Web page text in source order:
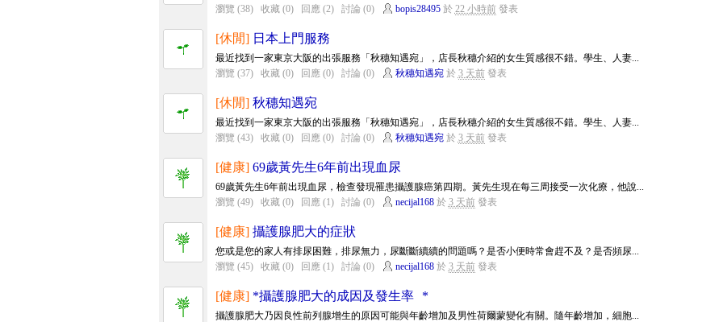
瀏覽 (38)
收藏 (0) 回應 (2) 討論 (0) bopis28495於 22 小時前發表
[休閒] 日本上門服務
最近找到一家東京大阪的出張服務「秋穗知遇宛」，店長秋穗介紹的女生質感很不錯。學生、人妻...
瀏覽 (37)
收藏 (0) 回應 (0) 討論 (0) 秋穗知遇宛於 3 天前發表
[休閒] 秋穗知遇宛
最近找到一家東京大阪的出張服務「秋穗知遇宛」，店長秋穗介紹的女生質感很不錯。學生、人妻...
瀏覽 (43)
收藏 (0) 回應 (0) 討論 (0) 秋穗知遇宛於 3 天前發表
[健康] 69歲黃先生6年前出現血尿
69歲黃先生6年前出現血尿，檢查發現罹患攝護腺癌第四期。黃先生現在每三周接受一次化療，他說...
瀏覽 (49)
收藏 (0) 回應 (1) 討論 (0) necijal168於 3 天前發表
[健康] 攝護腺肥大的症狀
您或是您的家人有排尿困難，排尿無力，尿斷斷續續的問題嗎？是否小便時常會趕不及？是否頻尿...
瀏覽 (45)
收藏 (0) 回應 (1) 討論 (0) necijal168於 3 天前發表
[健康] *攝護腺肥大的成因及發生率 *
攝護腺肥大乃因良性前列腺增生的原因可能與年齡增加及男性荷爾蒙變化有關。隨年齡增加，細胞...